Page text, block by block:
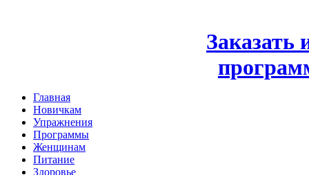
Заказать
Главная
Новичкам
Упражнения
Программы
Женщинам
Питание
Здоровье